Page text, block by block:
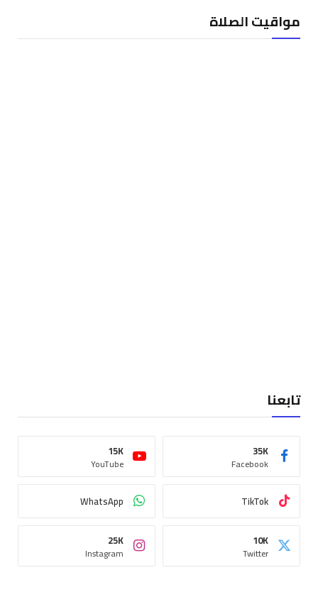
مواقيت الصلاة
تابعنا
Facebook
35K
YouTube
15K
TikTok
WhatsApp
Twitter
10K
Instagram
25K